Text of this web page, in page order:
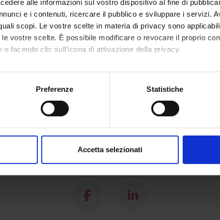
alle informazioni sul vostro dispositivo al fine di
e i contenuti, ricercare il pubblico e sviluppare i servizi.
scopi. Le vostre scelte in materia di privacy sono
vostre scelte. È possibile modificare o revocare il proprio
o facendo clic sull'icona di attivazione della privacy.
anche:
sulla tua posizione geografica, con un'approssimazione di
in qualsiasi momento dalla Dichiarazione sui cookie.
Preferenze Statistiche
Accetta selezionati
Share